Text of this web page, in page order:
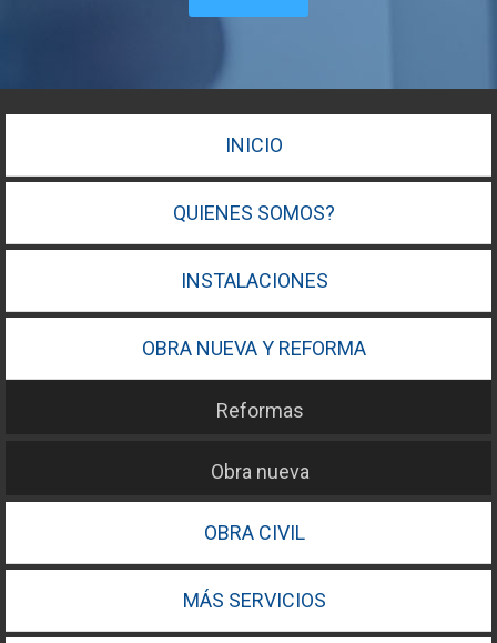
INICIO
QUIENES SOMOS?
INSTALACIONES
OBRA NUEVA Y REFORMA
Reformas
Obra nueva
OBRA CIVIL
MÁS SERVICIOS